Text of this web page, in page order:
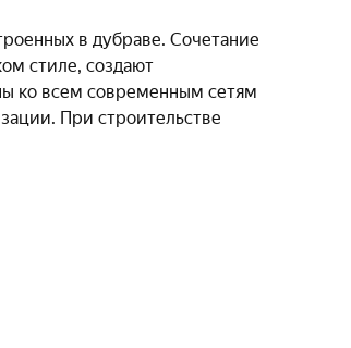
в дубраве. Сочетание
стиле, создают
ко всем современным сетям
При строительстве